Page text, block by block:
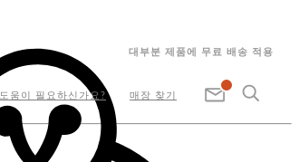
대부분 제품에 무료 배송 적용
도움이 필요하신가요? 매장 찾기